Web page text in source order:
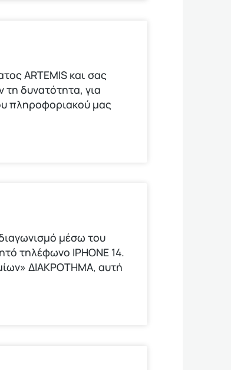
ARTEMIS και σας
τη δυνατότητα, για
πληροφοριακού μας
μέσω του
τηλέφωνο ΙΡΗΟΝΕ 14.
ΔΙΑΚΡΟΤΗΜΑ, αυτή